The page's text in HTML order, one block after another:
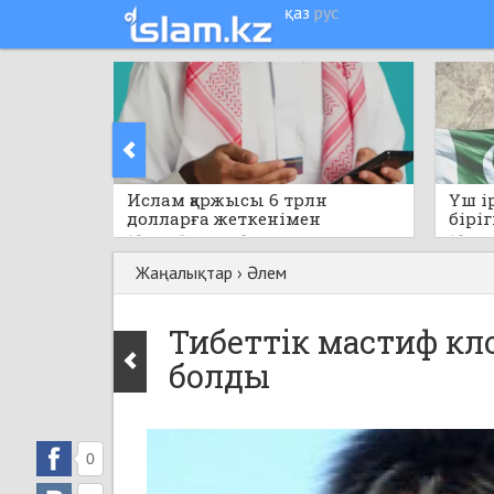
қаз рус
Ислам қаржысы 6 трлн
долларға жеткенімен
капитал бөлінісі біркелкі
емес
10 сағат бұрын 0
Үш
10
Жаңалықтар › Әлем
Тибеттік мастиф
болды
0